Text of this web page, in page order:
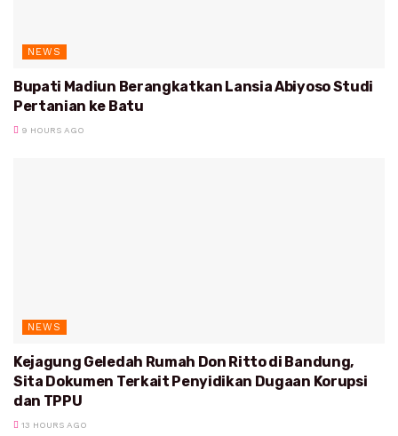
NEWS
Bupati Madiun Berangkatkan Lansia Abiyoso Studi
Pertanian ke Batu
9 HOURS AGO
NEWS
Kejagung Geledah Rumah Don Ritto di Bandung,
Sita Dokumen Terkait Penyidikan Dugaan Korupsi
dan TPPU
13 HOURS AGO